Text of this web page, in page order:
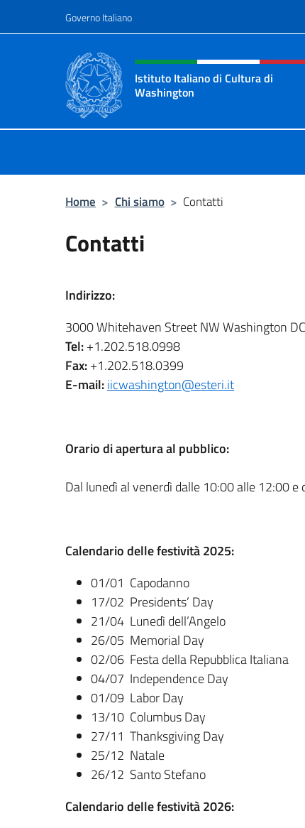
Governo Italiano
Intestazione sito, social e
Istituto Italiano di Cultura di
Washington
Home > Chi siamo > Contatti
Contatti
Indirizzo:
3000 Whitehaven Street NW Washington
Tel:+1.202.518.0998
Fax:+1.202.518.0399
E-mail:iicwashington@esteri.it
Orario di apertura al pubblico:
Dal lunedì al venerdì dalle 10:00 alle 12:00
Calendario delle festività 2025:
01/01 Capodanno
17/02 Presidents’ Day
21/04 Lunedì dell’Angelo
26/05 Memorial Day
02/06 Festa della Repubblica Italiana
04/07 Independence Day
01/09 Labor Day
13/10 Columbus Day
27/11 Thanksgiving Day
25/12 Natale
26/12 Santo Stefano
Calendario delle festività 2026: